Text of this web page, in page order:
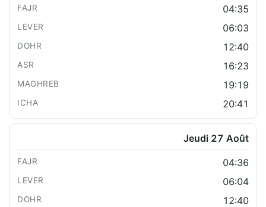
04:35
06:03
12:40
16:23
19:19
20:41
Jeudi 27 Août
04:36
06:04
12:40